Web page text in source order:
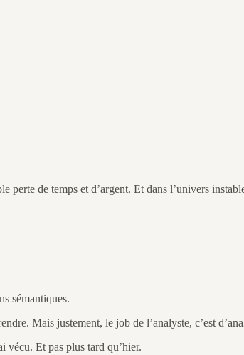
de temps et d’argent. Et dans l’univers
sémantiques.
Mais justement, le job de l’analyste, c’est
vécu. Et pas plus tard qu’hier.